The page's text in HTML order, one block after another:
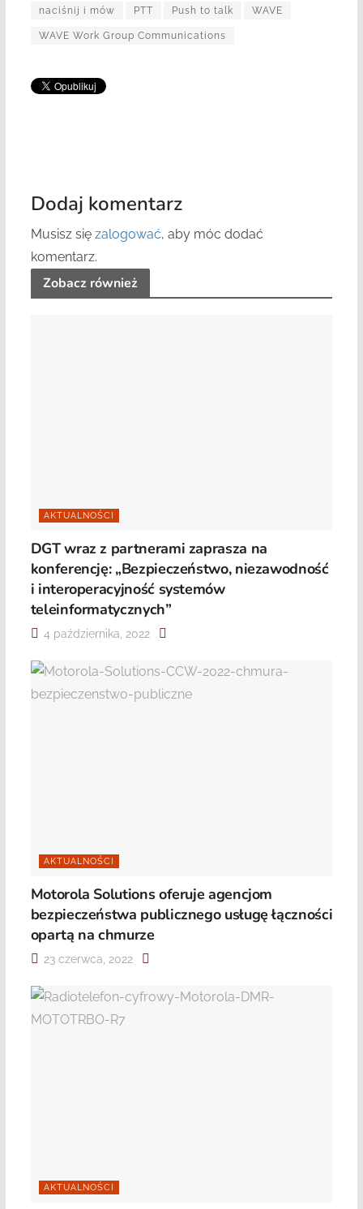
naciśnij i mów PTT Push to talk WAVE
WAVE Work Group Communications
Dodaj komentarz
Musisz się zalogować, aby móc dodać
komentarz.
Zobacz również
AKTUALNOŚCI
DGT wraz z partnerami zaprasza na
konferencję: „Bezpieczeństwo, niezawodność
i interoperacyjność systemów
teleinformatycznych”
4 października, 2022
AKTUALNOŚCI
Motorola Solutions oferuje agencjom
bezpieczeństwa publicznego usługę łączności
opartą na chmurze
23 czerwca, 2022
AKTUALNOŚCI